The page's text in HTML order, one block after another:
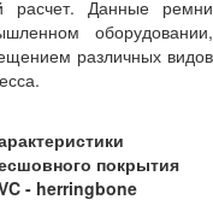
расчет. Данные ремни
оборудовании,
различных видов
покрытия
- herringbone